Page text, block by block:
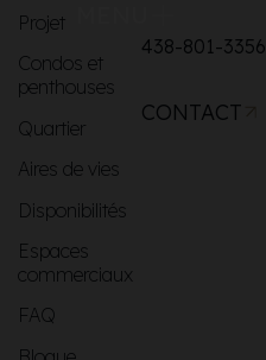
Projet
Condos et
penthouses
Quartier
Aires de vies
Disponibilités
Espaces
commerciaux
FAQ
438-801-3356
CONTACT